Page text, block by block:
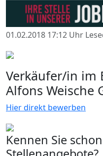
01.02.2018 17:12 Uhr
Verkäufer/in im
Alfons Weische
Hier direkt bewerben
Kennen Sie